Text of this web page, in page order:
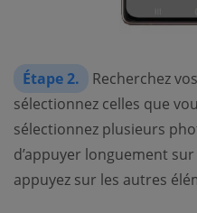
Étape 2.
Recherchez
sélectionnez celles que
sélectionnez plusieurs
d’appuyer longuement
appuyez sur les autres